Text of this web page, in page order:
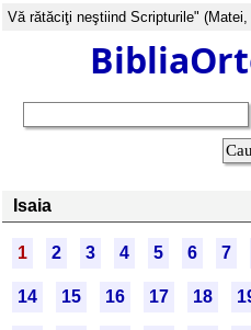
Vă rătăciţi neştiind Scripturile" (Matei,
Isaia
1 2 3 4 5 6 7
14 15 16 17 18